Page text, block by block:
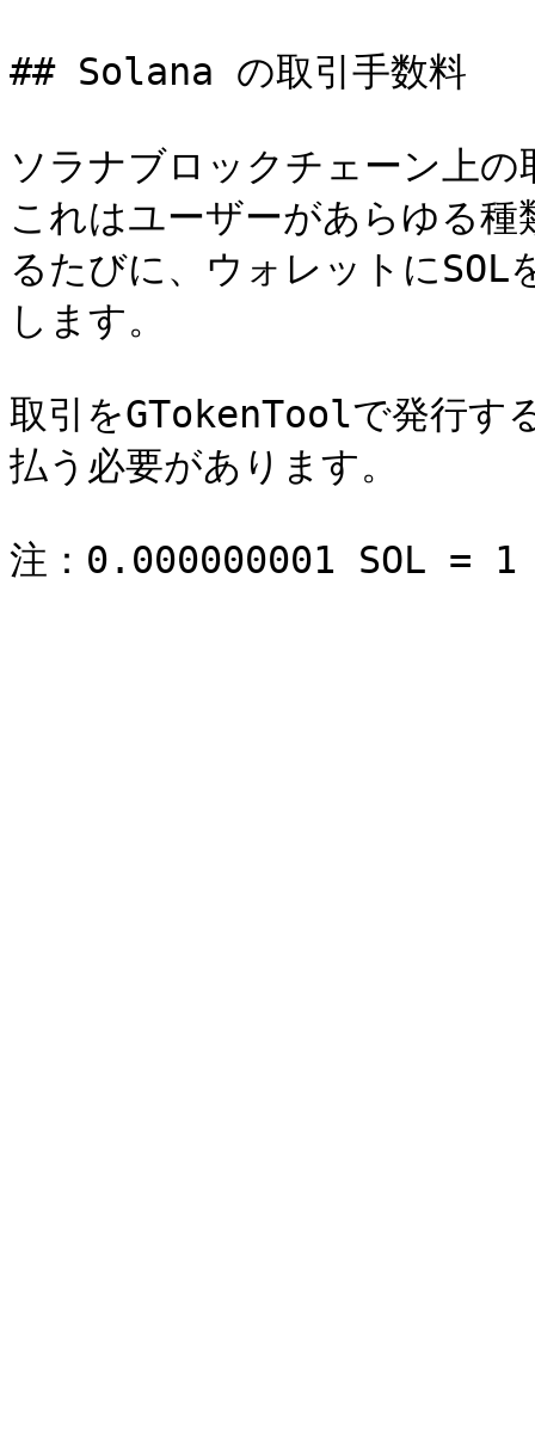
## Solana の取引手数料
ソラナブロックチェーン上の
これはユーザーがあらゆる
るたびに、ウォレットに
します。
取引をGTokenToolで発行す
払う必要があります。